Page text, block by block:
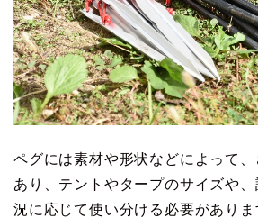
ペグには素材や形状などによって
あり、テントやタープのサイズや
況に応じて使い分ける必要がありま